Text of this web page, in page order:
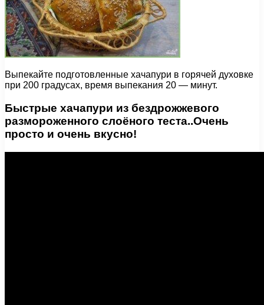
Выпекайте подготовленные хачапури в горячей духовке
при 200 градусах, время выпекания 20 — минут.
Быстрые хачапури из бездрожжевого
размороженного слоёного теста..Очень
просто и очень вкусно!